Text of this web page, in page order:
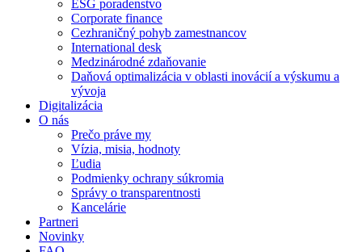
ESG poradenstvo
Corporate finance
Cezhraničný pohyb zamestnancov
International desk
Medzinárodné zdaňovanie
Daňová optimalizácia v oblasti inovácií a výskumu a
vývoja
Digitalizácia
O nás
Prečo práve my
Vízia, misia, hodnoty
Ľudia
Podmienky ochrany súkromia
Správy o transparentnosti
Kancelárie
Partneri
Novinky